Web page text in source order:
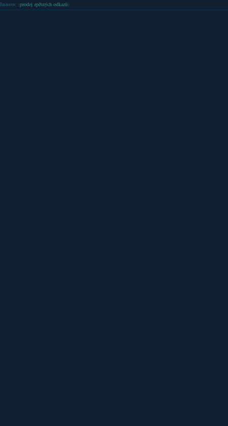
Inzerce: (prodej zpětných odkazů )